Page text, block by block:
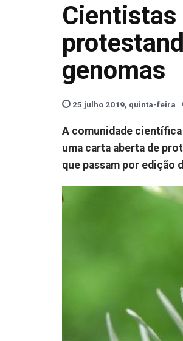
Cientistas
genomas
25 julho 2019, quinta-feira
A comunidade
uma carta aberta de
que passam por edição